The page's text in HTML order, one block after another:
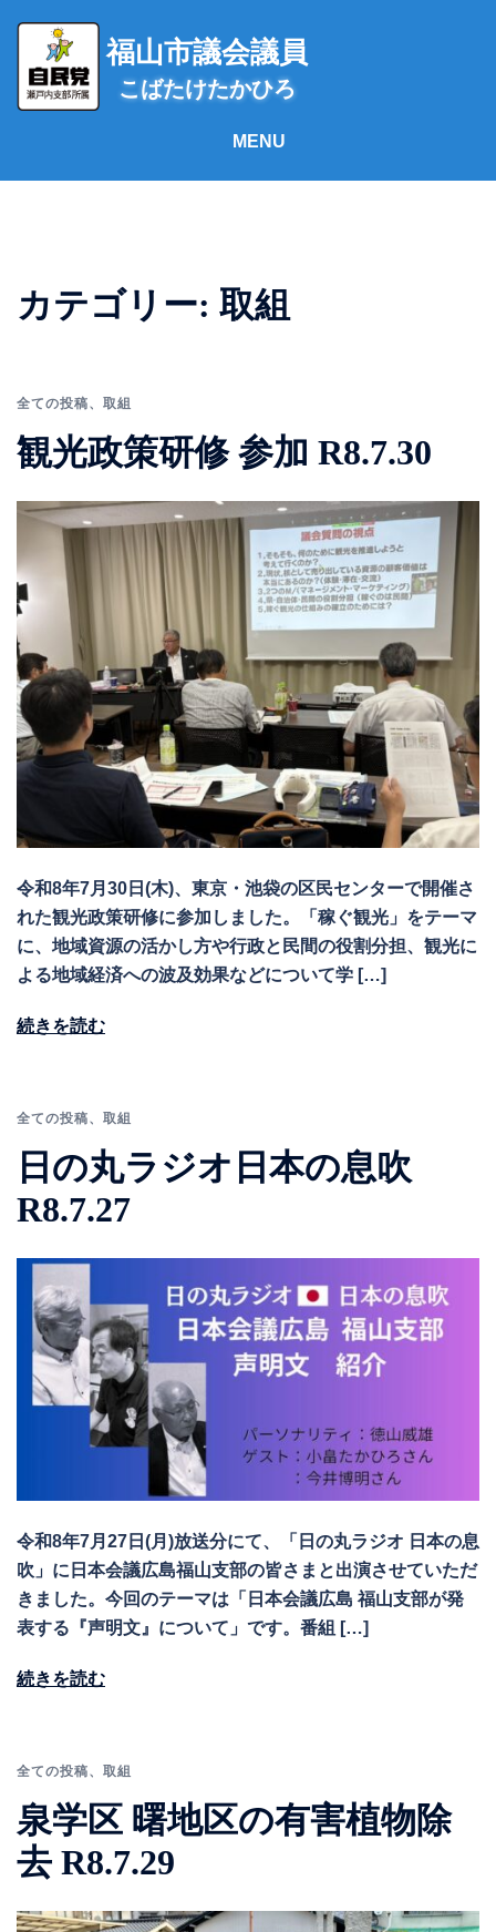
ス
福山市議会議員
こばたけたかひろ
カテゴリー: 取組
全ての投稿、 取組
観光政策研修 参加 R8.7.30
令和8年7月30日(木)、東京・池袋の区民センターで開催さ
れた観光政策研修に参加しました。「稼ぐ観光」をテーマ
に、地域資源の活かし方や行政と民間の役割分担、観光に
よる地域経済への波及効果などについて学 […]
続きを読む
全ての投稿、 取組
日の丸ラジオ日本の息吹
R8.7.27
令和8年7月27日(月)放送分にて、「日の丸ラジオ 日本の息
吹」に日本会議広島福山支部の皆さまと出演させていただ
きました。今回のテーマは「日本会議広島 福山支部が発
表する『声明文』について」です。番組 […]
続きを読む
全ての投稿、 取組
泉学区 曙地区の有害植物除
去 R8.7.29